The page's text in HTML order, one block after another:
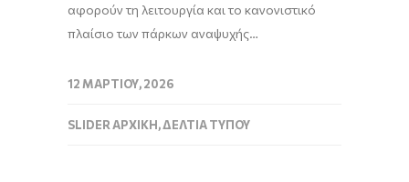
αφορούν τη λειτουργία και το κανονιστικό
πλαίσιο των πάρκων αναψυχής…
12 ΜΑΡΤΊΟΥ, 2026
SLIDER ΑΡΧΙΚΉ,ΔΕΛΤΊΑ ΤΎΠΟΥ